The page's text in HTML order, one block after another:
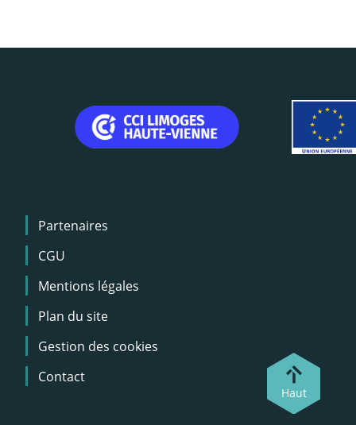
Menu
Pied
de
page
Partenaires
CGU
Mentions légales
Plan du site
Gestion des cookies
Contact
Haut